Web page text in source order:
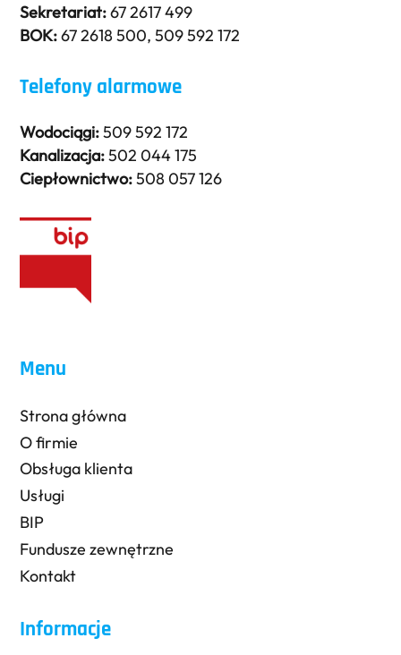
Sekretariat:67 2617 499
BOK:67 2618 500,509 592 172
Telefony alarmowe
Wodociągi:509 592 172
Kanalizacja:502 044 175
Ciepłownictwo:508 057 126
Menu
Strona główna
O firmie
Obsługa klienta
Usługi
BIP
Fundusze zewnętrzne
Kontakt
Informacje